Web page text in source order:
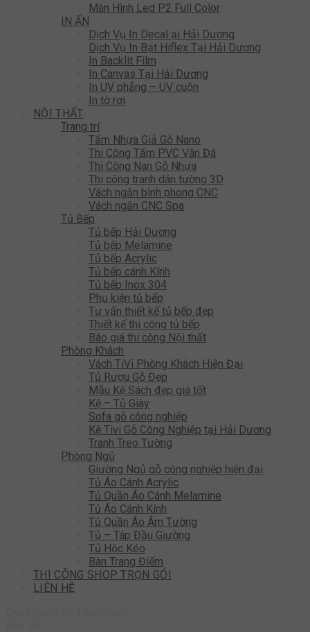
Màn Hình Led P2 Full Color
IN ẤN
Dịch Vụ In Decal ại Hải Dương
Dịch Vụ In Bạt Hiflex Tại Hải Dương
In Backlit Film
In Canvas Tại Hải Dương
In UV phẳng – UV cuộn
In tờ rơi
NỘI THẤT
Trang trí
Tấm Nhựa Giả Gỗ Nano
Thi Công Tấm PVC Vân Đá
Thi Công Nan Gỗ Nhựa
Thi công tranh dán tường 3D
Vách ngăn bình phong CNC
Vách ngăn CNC Spa
Tủ Bếp
Tủ bếp Hải Dương
Tủ bếp Melamine
Tủ bếp Acrylic
Tủ bếp cánh Kính
Tủ bếp Inox 304
Phụ kiện tủ bếp
Tư vấn thiết kế tủ bếp đẹp
Thiết kế thi công tủ bếp
Báo giá thi công Nội thất
Phòng Khách
Vách TiVi Phòng Khách Hiện Đại
Tủ Rượu Gỗ Đẹp
Mẫu Kệ Sách đẹp giá tốt
Kệ – Tủ Giày
Sofa gỗ công nghiệp
Kệ Tivi Gỗ Công Nghiệp tại Hải Dương
Tranh Treo Tường
Phòng Ngủ
Giường Ngủ gỗ công nghiệp hiện đại
Tủ Áo Cánh Acrylic
Tủ Quần Áo Cánh Melamine
Tủ Áo Cánh Kính
Tủ Quần Áo Âm Tường
Tủ – Táp Đầu Giường
Tủ Hộc Kéo
Bàn Trang Điểm
THI CÔNG SHOP TRỌN GÓI
LIÊN HỆ